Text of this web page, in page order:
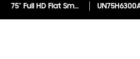
75" Full HD Flat Smart TV H6300 Series 6